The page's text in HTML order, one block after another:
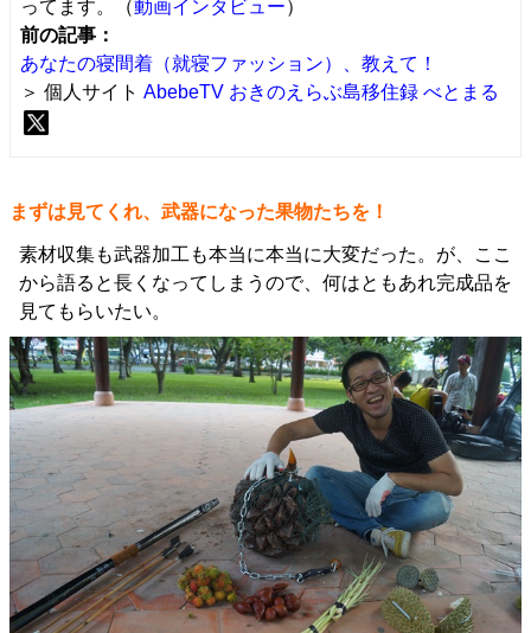
ってます。（動画インタビュー）
前の記事：
あなたの寝間着（就寝ファッション）、教えて！
＞ 個人サイト AbebeTV おきのえらぶ島移住録 べとまる
まずは見てくれ、武器になった果物たちを！
素材収集も武器加工も本当に本当に大変だった。が、ここ
から語ると長くなってしまうので、何はともあれ完成品を
見てもらいたい。